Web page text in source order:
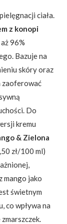
ciała.
z konopi
96%
Bazuje na
skóry oraz
zaoferować
Do
kremu
& Zielona
zł/100 ml)
mango jako
świetnym
co wpływa na